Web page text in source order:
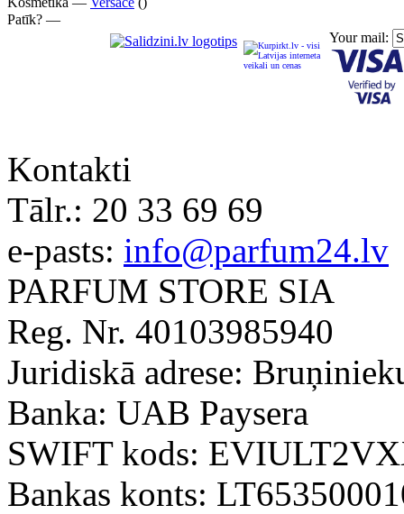
Patīk? —
Your mail:
Kontakti
Tālr.: 20 33 69 69
e-pasts: info@parfum24.lv
PARFUM STORE SIA
Reg. Nr. 40103985940
Juridiskā adrese:
Banka: UAB Paysera
SWIFT kods:
Bankas konts: